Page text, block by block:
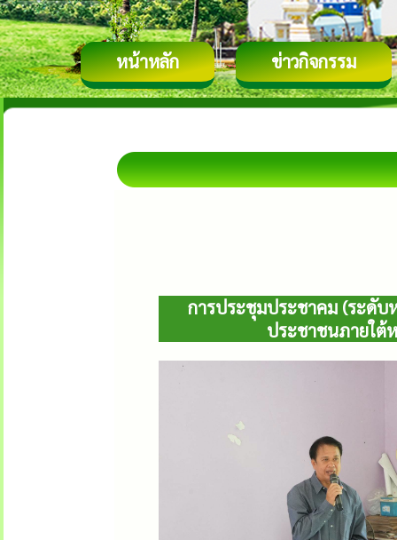
หน้าหลัก ข่าวกิจกรรม
การประชุมประชาคม (ระดับ
ประชาชนภายใต้